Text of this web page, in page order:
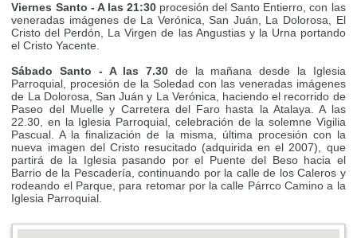
Viernes Santo - A las 21:30procesión del Santo Entierro, con las
veneradas imágenes de La Verónica, San Juán, La Dolorosa, El
Cristo del Perdón, La Virgen de las Angustias y la Urna portando
el Cristo Yacente.
Sábado Santo - A las 7.30 de la mañana desde la Iglesia
Parroquial, procesión de la Soledad con las veneradas imágenes
de La Dolorosa, San Juán y La Verónica, haciendo el recorrido de
Paseo del Muelle y Carretera del Faro hasta la Atalaya. A las
22.30, en la Iglesia Parroquial, celebración de la solemne Vigilia
Pascual. A la finalización de la misma, última procesión con la
nueva imagen del Cristo resucitado (adquirida en el 2007), que
partirá de la Iglesia pasando por el Puente del Beso hacia el
Barrio de la Pescadería, continuando por la calle de los Caleros y
rodeando el Parque, para retomar por la calle Párrco Camino a la
Iglesia Parroquial.